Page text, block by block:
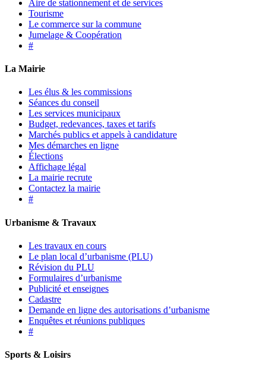
Aire de stationnement et de services
Tourisme
Le commerce sur la commune
Jumelage & Coopération
#
La Mairie
Les élus & les commissions
Séances du conseil
Les services municipaux
Budget, redevances, taxes et tarifs
Marchés publics et appels à candidature
Mes démarches en ligne
Élections
Affichage légal
La mairie recrute
Contactez la mairie
#
Urbanisme & Travaux
Les travaux en cours
Le plan local d’urbanisme (PLU)
Révision du PLU
Formulaires d’urbanisme
Publicité et enseignes
Cadastre
Demande en ligne des autorisations d’urbanisme
Enquêtes et réunions publiques
#
Sports & Loisirs